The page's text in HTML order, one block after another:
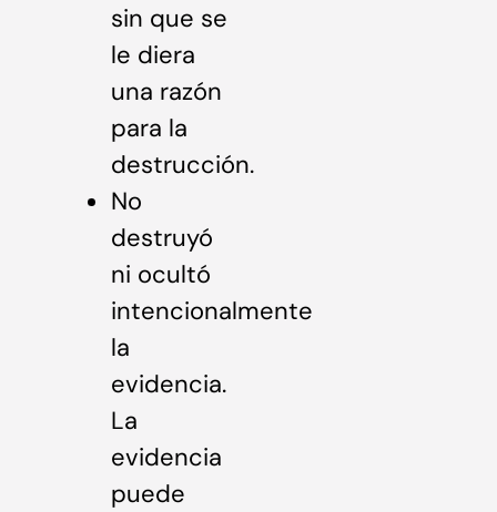
sin que se
le diera
una razón
para la
destrucción.
No
destruyó
ni ocultó
intencionalmente
la
evidencia.
La
evidencia
puede